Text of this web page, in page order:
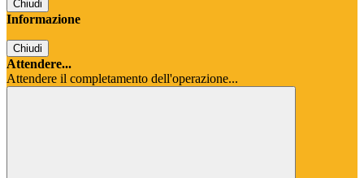
Chiudi
Informazione
Chiudi
Attendere...
Attendere il completamento dell'operazione...